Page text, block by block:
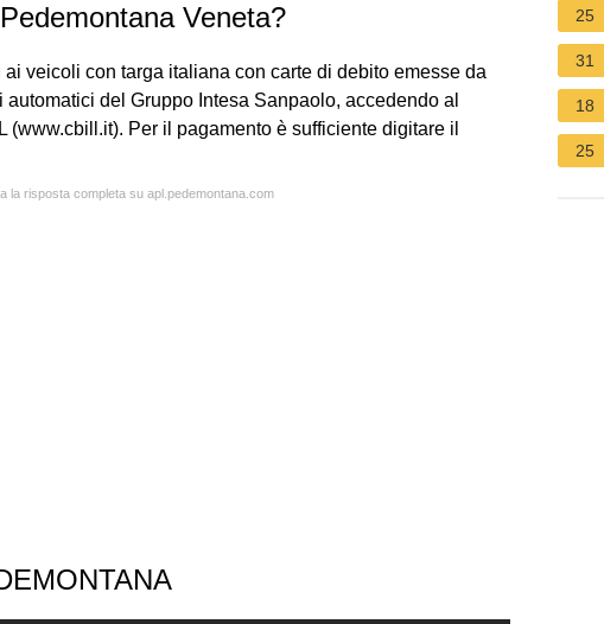
Veneta?
veicoli con targa italiana con carte di debito emesse da
del Gruppo Intesa Sanpaolo, accedendo al
(www.cbill.it). Per il pagamento è sufficiente digitare il
la risposta completa su apl.pedemontana.com
25
31
18
25